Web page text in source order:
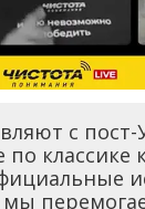
с
по классике